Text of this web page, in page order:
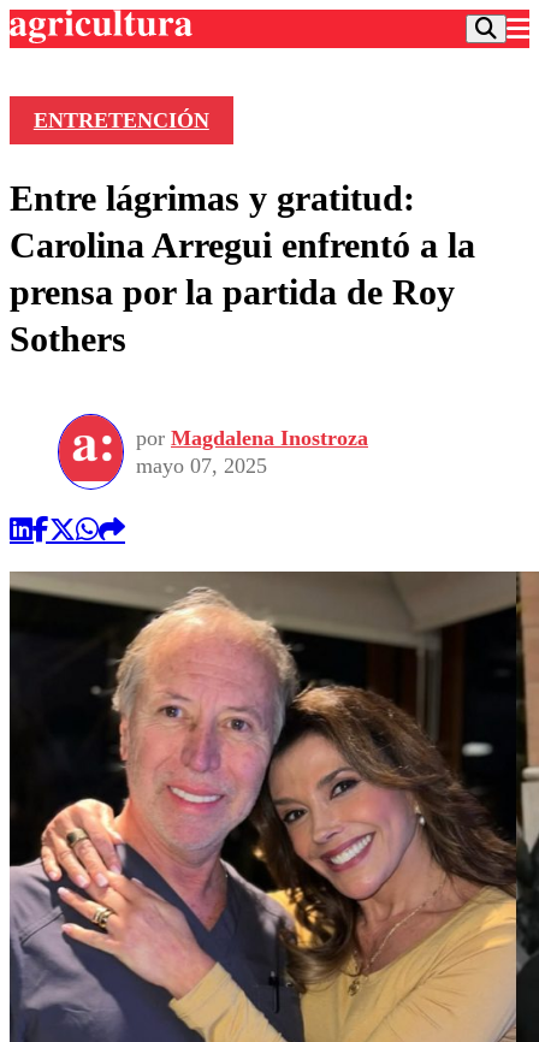
Frecuencias
Agricultura TV
Deportes
Colo Colo
Torneo Internacional
Torneo Nacional
Entretención
Internacional
Nacional
Programas
Comercial
ENTRETENCIÓN
Entre lágrimas y gratitud:
Carolina Arregui enfrentó a la
prensa por la partida de Roy
Sothers
por Magdalena Inostroza
mayo 07, 2025